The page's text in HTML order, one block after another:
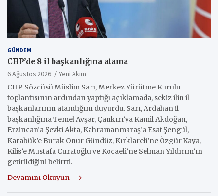
GÜNDEM
CHP’de 8 il başkanlığına atama
6 Ağustos 2026
Yeni Akım
CHP Sözcüsü Müslim Sarı, Merkez Yürütme Kurulu
toplantısının ardından yaptığı açıklamada, sekiz ilin il
başkanlarının atandığını duyurdu. Sarı, Ardahan il
başkanlığına Temel Avşar, Çankırı’ya Kamil Akdoğan,
Erzincan’a Şevki Akta, Kahramanmaraş’a Esat Şengül,
Karabük’e Burak Onur Gündüz, Kırklareli’ne Özgür Kaya,
Kilis’e Mustafa Curatoğlu ve Kocaeli’ne Selman Yıldırım’ın
getirildiğini belirtti.
Devamını Okuyun